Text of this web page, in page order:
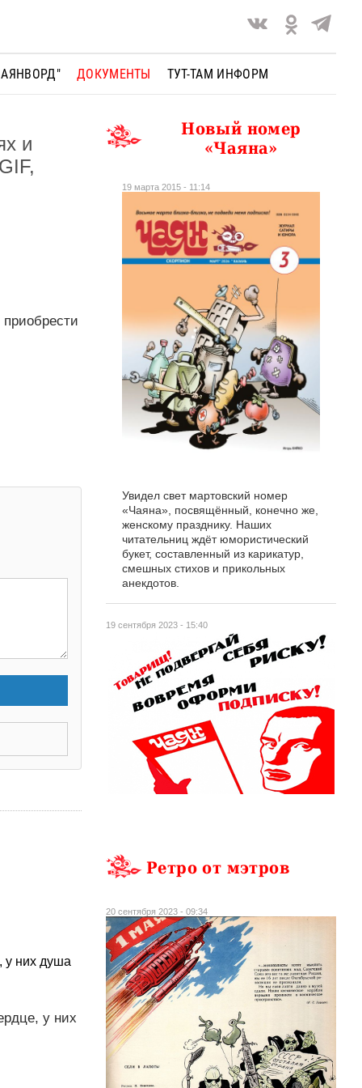
ДОКУМЕНТЫ ТУТ-ТАМ ИНФОРМ
и
у них душа
у них
19 сентября 2023 - 15:40
Новый номер
«Чаяна»
19 марта 2015 - 11:14
Увидел свет мартовский номер
«Чаяна», посвящённый, конечно же,
женскому празднику. Наших
читательниц ждёт юмористический
букет, составленный из карикатур,
смешных стихов и прикольных
анекдотов.
Ретро от мэтров
20 сентября 2023 - 09:34